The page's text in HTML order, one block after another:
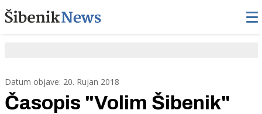
Datum objave: 20. Rujan 2018
Časopis "Volim Šibenik"